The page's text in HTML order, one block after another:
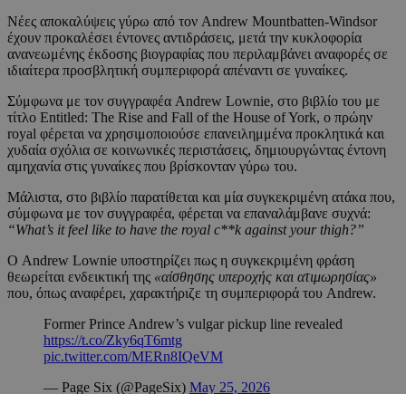
Νέες αποκαλύψεις γύρω από τον Andrew Mountbatten-Windsor
έχουν προκαλέσει έντονες αντιδράσεις, μετά την κυκλοφορία
ανανεωμένης έκδοσης βιογραφίας που περιλαμβάνει αναφορές σε
ιδιαίτερα προσβλητική συμπεριφορά απέναντι σε γυναίκες.
Σύμφωνα με τον συγγραφέα Andrew Lownie, στο βιβλίο του με
τίτλο Entitled: The Rise and Fall of the House of York, ο πρώην
royal φέρεται να χρησιμοποιούσε επανειλημμένα προκλητικά και
χυδαία σχόλια σε κοινωνικές περιστάσεις, δημιουργώντας έντονη
αμηχανία στις γυναίκες που βρίσκονταν γύρω του.
Μάλιστα, στο βιβλίο παρατίθεται και μία συγκεκριμένη ατάκα που,
σύμφωνα με τον συγγραφέα, φέρεται να επαναλάμβανε συχνά:
“What’s it feel like to have the royal c**k against your thigh?”
Ο Andrew Lownie υποστηρίζει πως η συγκεκριμένη φράση
θεωρείται ενδεικτική της «αίσθησης υπεροχής και ατιμωρησίας»
που, όπως αναφέρει, χαρακτήριζε τη συμπεριφορά του Andrew.
Former Prince Andrew’s vulgar pickup line revealed
https://t.co/Zky6qT6mtg
pic.twitter.com/MERn8IQeVM
— Page Six (@PageSix) May 25, 2026